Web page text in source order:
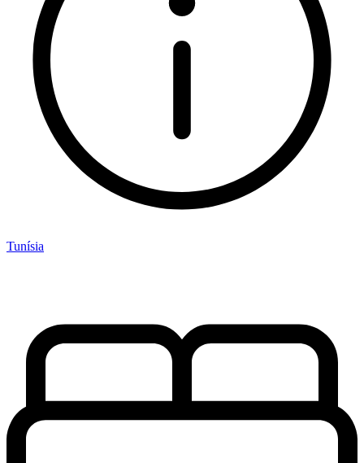
Tunísia